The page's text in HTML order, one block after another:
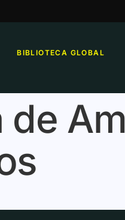
BIBLIOTECA GLOBAL
de